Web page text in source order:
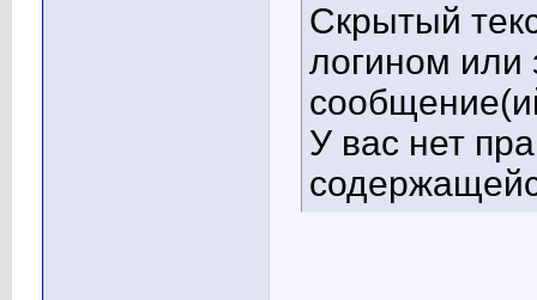
Скрытый
логином или
У вас нет